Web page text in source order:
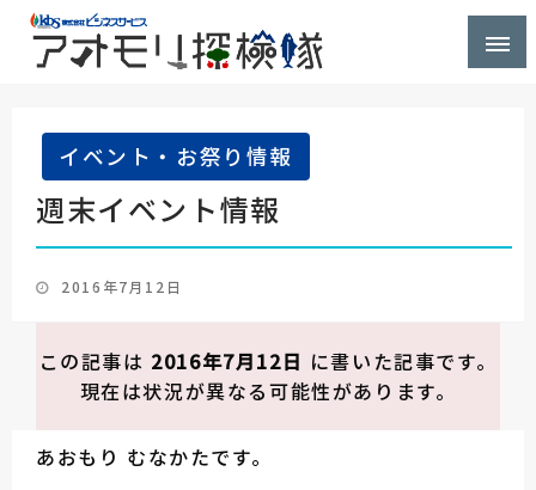
イベント・お祭り情報
週末イベント情報
投
日:
2016年7月12日
この記事は 2016年7月12日 に書いた記事です。
現在は状況が異なる可能性があります。
あおもり むなかたです。